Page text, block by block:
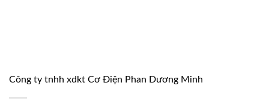
Công ty tnhh xdkt Cơ Điện Phan Dương Minh